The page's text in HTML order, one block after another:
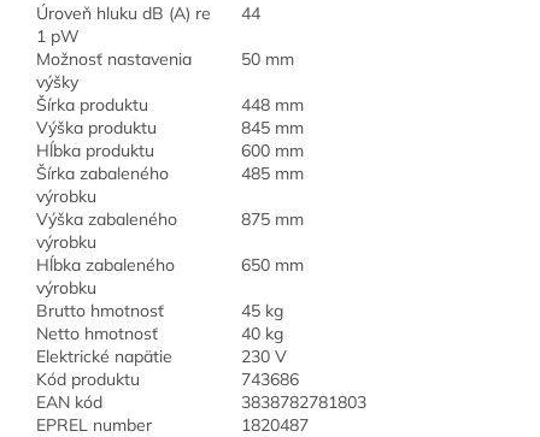
Úroveň hluku dB (A) re
1 pW
44
Možnosť nastavenia
výšky
50 mm
Šírka produktu
448 mm
Výška produktu
845 mm
Hĺbka produktu
600 mm
Šírka zabaleného
výrobku
485 mm
Výška zabaleného
výrobku
875 mm
Hĺbka zabaleného
výrobku
650 mm
Brutto hmotnosť
45 kg
Netto hmotnosť
40 kg
Elektrické napätie
230 V
Kód produktu
743686
EAN kód
3838782781803
EPREL number
1820487